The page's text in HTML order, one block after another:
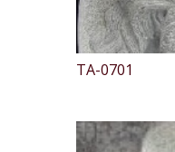
TA-0701